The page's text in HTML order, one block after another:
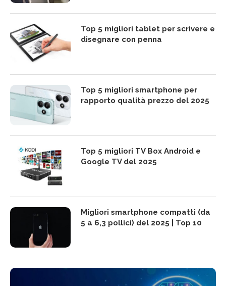
Top 5 migliori tablet per scrivere e
disegnare con penna
Top 5 migliori smartphone per
rapporto qualità prezzo del 2025
Top 5 migliori TV Box Android e
Google TV del 2025
Migliori smartphone compatti (da
5 a 6,3 pollici) del 2025 | Top 10